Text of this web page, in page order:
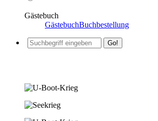
Gästebuch
GästebuchBuchbestellung